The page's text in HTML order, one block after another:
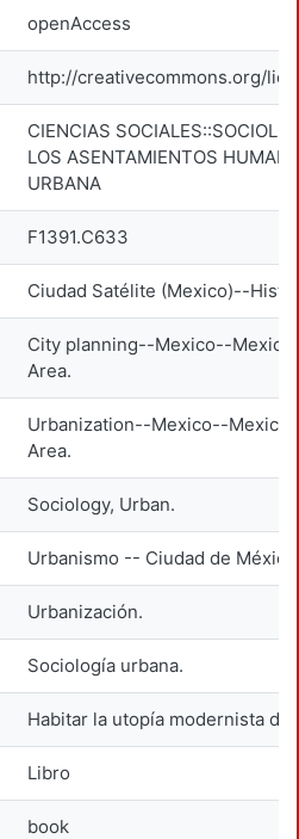
openAccess
http://creativecommons.org/
CIENCIAS
LOS ASENTAMIENTOS
URBANA
F1391.C633
Ciudad Satélite (Mexico)--
City planning--Mexico--Mexico
Area.
Urbanization--Mexico--Mexico
Area.
Sociology, Urban.
Urbanismo -- Ciudad de
Urbanización.
Sociología urbana.
Habitar la utopía modernista de
Libro
book